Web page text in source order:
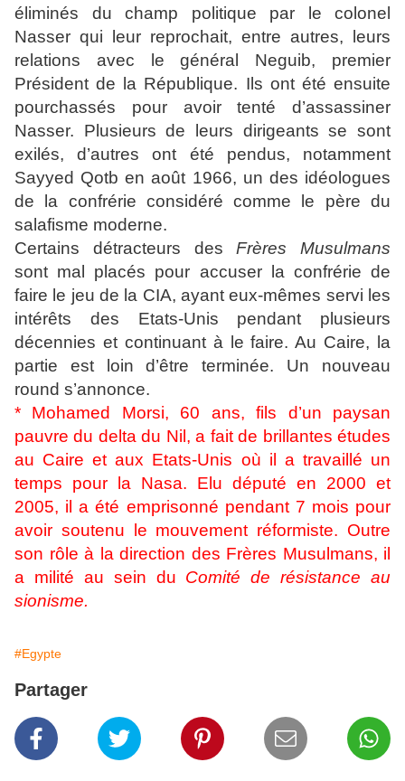
éliminés du champ politique par le colonel
Nasser qui leur reprochait, entre autres, leurs
relations avec le général Neguib, premier
Président de la République. Ils ont été ensuite
pourchassés pour avoir tenté d’assassiner
Nasser. Plusieurs de leurs dirigeants se sont
exilés, d’autres ont été pendus, notamment
Sayyed Qotb en août 1966, un des idéologues
de la confrérie considéré comme le père du
salafisme moderne.
Certains détracteurs desFrères Musulmans
sont mal placés pour accuser la confrérie de
faire le jeu de la CIA, ayant eux-mêmes servi les
intérêts des Etats-Unis pendant plusieurs
décennies et continuant à le faire. Au Caire, la
partie est loin d’être terminée. Un nouveau
round s’annonce.
* Mohamed Morsi, 60 ans, fils d’un paysan
pauvre du delta du Nil, a fait de brillantes études
au Caire et aux Etats-Unis où il a travaillé un
temps pour la Nasa. Elu député en 2000 et
2005, il a été emprisonné pendant 7 mois pour
avoir soutenu le mouvement réformiste. Outre
son rôle à la direction des Frères Musulmans, il
a milité au sein du Comité de résistance au
sionisme.
#Egypte
Partager